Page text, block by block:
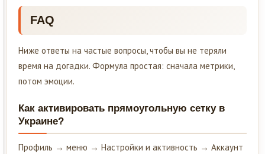
FAQ
Ниже ответы на частые вопросы, чтобы вы не теряли
время на догадки. Формула простая: сначала метрики,
потом эмоции.
Как активировать прямоугольную сетку в
Украине?
Профиль → меню → Настройки и активность → Аккаунт